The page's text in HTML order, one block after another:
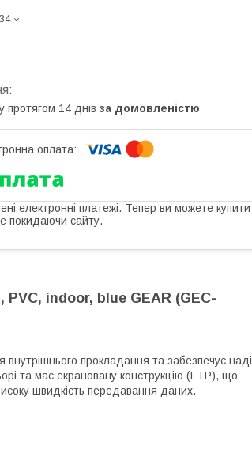
протягом 14 днів за домовленістю
електронні платежі. Тепер ви можете купити
покидаючи сайту.
indoor, blue GEAR (GEC-
прокладання та забезпечує
та має екрановану конструкцію (FTP), що
швидкість передавання даних.